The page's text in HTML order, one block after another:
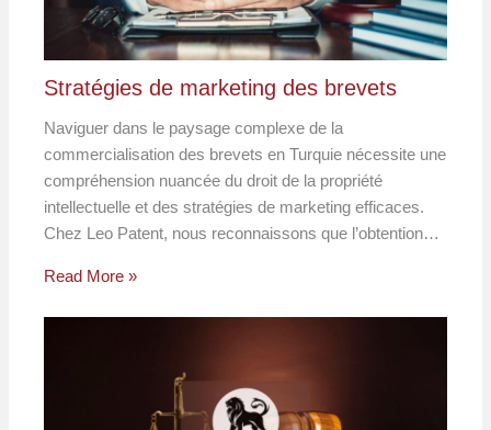
Stratégies de marketing des brevets
Naviguer dans le paysage complexe de la
commercialisation des brevets en Turquie nécessite une
compréhension nuancée du droit de la propriété
intellectuelle et des stratégies de marketing efficaces.
Chez Leo Patent, nous reconnaissons que l’obtention…
Read More »